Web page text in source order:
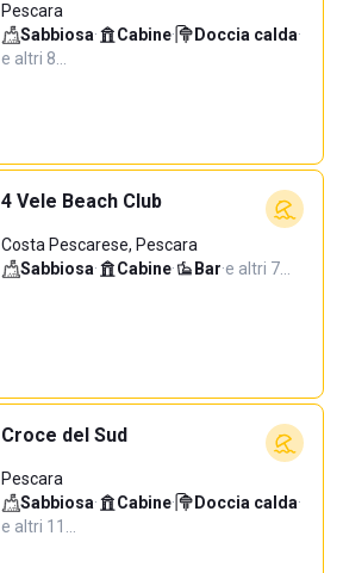
Pescara
Sabbiosa· Cabine· Doccia calda·
e altri 8…
4 Vele Beach Club
Costa Pescarese, Pescara
Sabbiosa· Cabine· Bar·e altri 7…
Croce del Sud
Pescara
Sabbiosa· Cabine· Doccia calda·
e altri 11…